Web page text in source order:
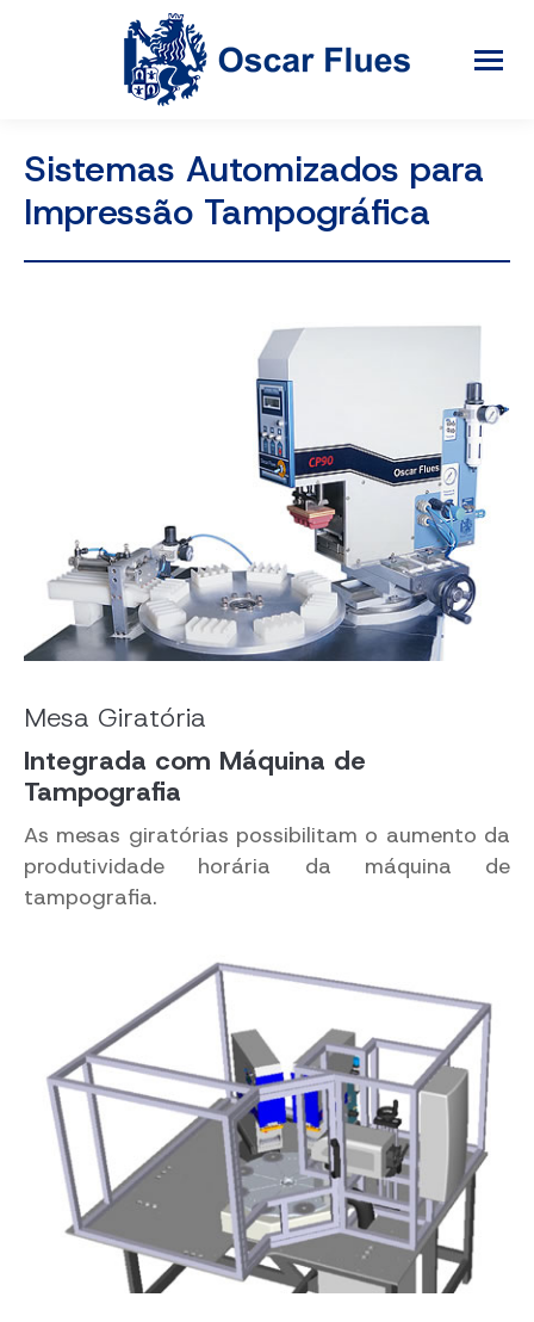
Sistemas Automizados para
Impressão Tampográfica
Mesa Giratória
Integrada com Máquina de
Tampografia
As mesas giratórias possibilitam o aumento da
produtividade horária da máquina de
tampografia.